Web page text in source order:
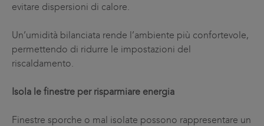
evitare dispersioni di calore.
Un’umidità bilanciata rende l’ambiente più confortevole,
permettendo di ridurre le impostazioni del
riscaldamento.
Isola le finestre per risparmiare energia
Finestre sporche o mal isolate possono rappresentare un